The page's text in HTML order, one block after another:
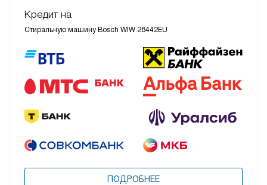
Кредит на
Стиральную машину Bosch WIW 28442EU
ПОДРОБНЕЕ